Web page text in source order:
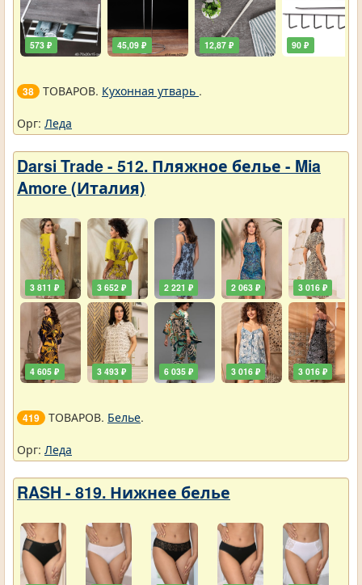
573 ₽ 45,09 ₽ 12,87 ₽ 90 ₽
38 ТОВАРОВ. Кухонная утварь .
Орг: Леда
Darsi Trade - 512. Пляжное белье - Mia
Amore (Италия)
3 811 ₽
4 605 ₽
3 652 ₽
3 493 ₽
2 221 ₽
6 035 ₽
2 063 ₽
3 016 ₽
3 016 ₽
3 016 ₽
419 ТОВАРОВ. Белье.
Орг: Леда
RASH - 819. Нижнее белье